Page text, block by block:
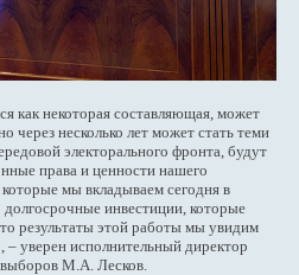
как некоторая составляющая, может
через несколько лет может стать теми
электорального фронта, будут
права и ценности нашего
мы вкладываем сегодня в
инвестиции, которые
результаты этой работы мы увидим
– уверен исполнительный директор
М.А. Лесков.